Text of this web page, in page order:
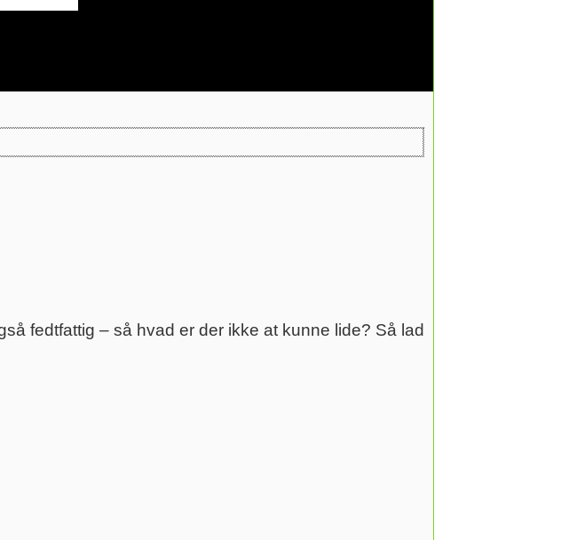
fedtfattig – så hvad er der ikke at kunne lide? Så lad